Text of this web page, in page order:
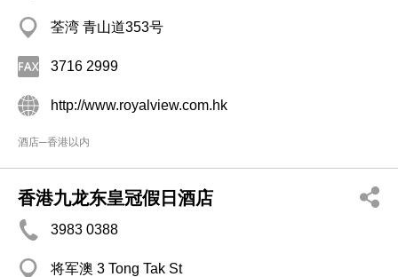
荃湾 青山道353号
3716 2999
http://www.royalview.com.hk
酒店─香港以内
香港九龙东皇冠假日酒店
3983 0388
将军澳 3 Tong Tak St